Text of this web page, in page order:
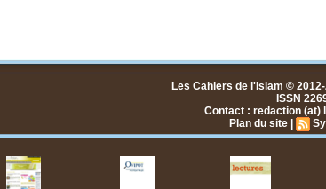
Les Cahiers de l'Islam ©
ISSN
Contact : redaction
Plan du site